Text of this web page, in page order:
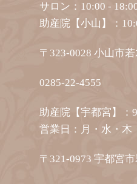
サロン：10:00 -
助産院【小山】：
〒323-0028 小山市
0285-22-4555
助産院【宇都宮】：
営業日：月・水・木
〒321-0973 宇都宮